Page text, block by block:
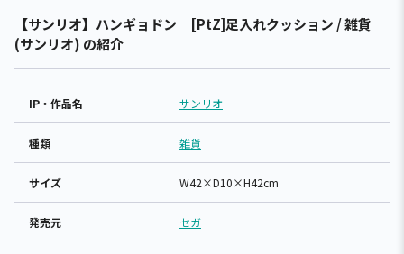
【サンリオ】ハンギョドン [PtZ]足入れクッション / 雑貨
(サンリオ) の紹介
IP・作品名 サンリオ
種類 雑貨
サイズ W42×D10×H42cm
発売元 セガ